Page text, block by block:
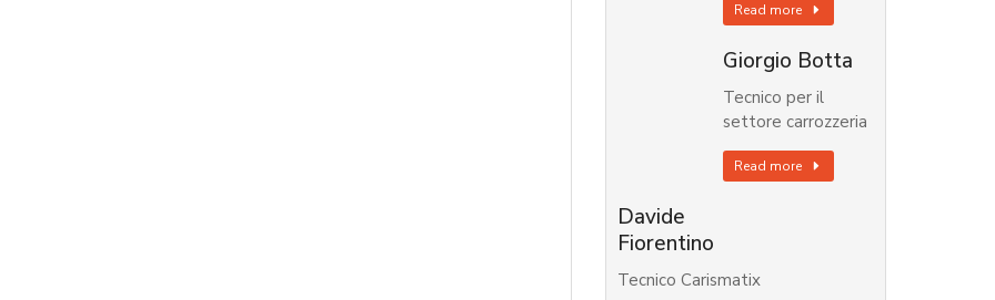
Read more
Giorgio Botta
Tecnico per il
settore carrozzeria
Read more
Davide
Fiorentino
Tecnico Carismatix